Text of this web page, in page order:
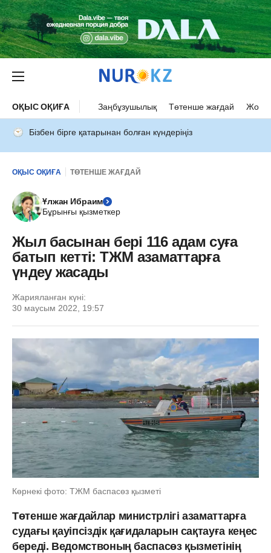
ОҚЫС ОҚИҒА Заңбұзушылық Төтенше жағдай Жол
Бізбен бірге қатарынан болған күндеріңіз
ОҚЫС ОҚИҒА ТӨТЕНШЕ ЖАҒДАЙ
Ұлжан Ибраим
Бұрынғы қызметкер
Жыл басынан бері 116 адам суға
батып кетті: ТЖМ азаматтарға
үндеу жасады
Жарияланған күні:
30 маусым 2022, 19:57
Көрнекі фото: ТЖМ баспасөз қызметі
Төтенше жағдайлар министрлігі азаматтарға
судағы қауіпсіздік қағидаларын сақтауға кеңес
береді. Ведомствоның баспасөз қызметінің